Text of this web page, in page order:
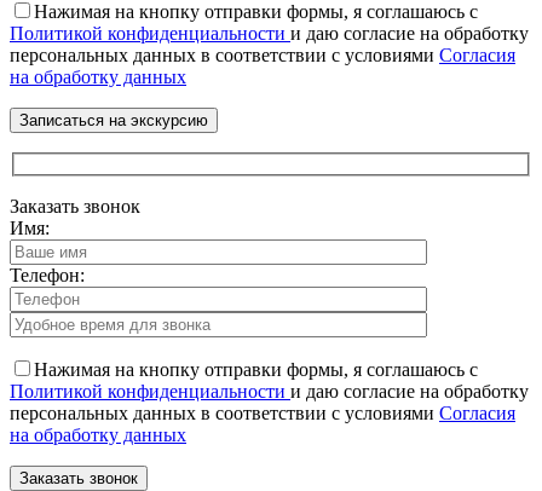
Нажимая на кнопку отправки формы, я соглашаюсь с
Политикой конфиденциальности и даю согласие на обработку
персональных данных в соответствии с условиями Согласия
на обработку данных
Заказать звонок
Имя:
Телефон:
Нажимая на кнопку отправки формы, я соглашаюсь с
Политикой конфиденциальности и даю согласие на обработку
персональных данных в соответствии с условиями Согласия
на обработку данных